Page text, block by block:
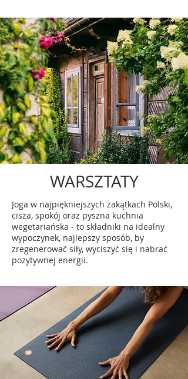
WARSZTATY
Joga w najpiękniejszych zakątkach Polski,
cisza, spokój oraz pyszna kuchnia
wegetariańska - to składniki na idealny
wypoczynek, najlepszy sposób, by
zregenerować siły, wyciszyć się i nabrać
pozytywnej energii.